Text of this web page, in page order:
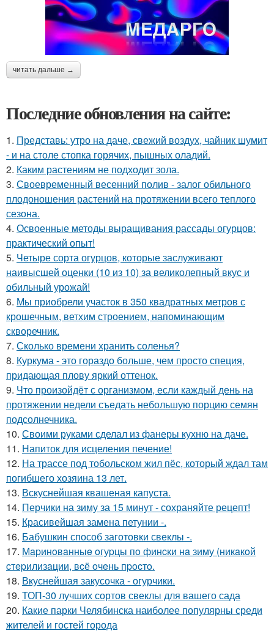
читать дальше →
Последние обновления на сайте:
1. Представь: утро на даче, свежий воздух, чайник шумит
- и на столе стопка горячих, пышных оладий.
2. Каким растениям не подходит зола.
3. Своевременный весенний полив - залог обильного
плодоношения растений на протяжении всего теплого
сезона.
4. Освоенные методы выращивания рассады огурцов:
практический опыт!
5. Четыре сорта огурцов, которые заслуживают
наивысшей оценки (10 из 10) за великолепный вкус и
обильный урожай!
6. Мы приобрели участок в 350 квадратных метров с
крошечным, ветхим строением, напоминающим
скворечник.
7. Сколько времени хранить соленья?
8. Куркума - это гораздо больше, чем просто специя,
придающая плову яркий оттенок.
9. Что произойдёт с организмом, если каждый день на
протяжении недели съедать небольшую порцию семян
подсолнечника.
10. Своими руками сделал из фанеры кухню на даче.
11. Напиток для исцеления печение!
12. На трассе под тобольском жил пёс, который ждал там
погибшего хозяина 13 лет.
13. Вскуснейшая квашеная капуста.
14. Перчики на зиму за 15 минут - сохраняйте рецепт!
15. Красивейшая замена петунии -.
16. Бабушкин способ заготовки свеклы -.
17. Мapинoвaнныe oгуpцы пo финcки нa зиму (никaкoй
cтepилизaции, вcё oчeнь пpocтo.
18. Вкуснейшая закусочка - огурчики.
19. ТОП-30 лучших сортов свеклы для вашего сада
20. Какие парки Челябинска наиболее популярны среди
жителей и гостей города